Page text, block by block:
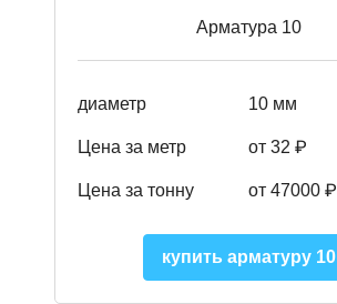
Арматура 10
диаметр 10 мм
Цена за метр от 32 ₽
Цена за тонну от 47000 ₽
купить арматуру 10